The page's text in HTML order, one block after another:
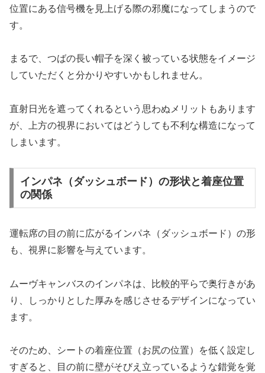
位置にある信号機を見上げる際の邪魔になってしまうので
す。
まるで、つばの長い帽子を深く被っている状態をイメージ
していただくと分かりやすいかもしれません。
直射日光を遮ってくれるという思わぬメリットもあります
が、上方の視界においてはどうしても不利な構造になって
しまいます。
インパネ（ダッシュボード）の形状と着座位置
の関係
運転席の目の前に広がるインパネ（ダッシュボード）の形
も、視界に影響を与えています。
ムーヴキャンバスのインパネは、比較的平らで奥行きがあ
り、しっかりとした厚みを感じさせるデザインになってい
ます。
そのため、シートの着座位置（お尻の位置）を低く設定し
すぎると、目の前に壁がそびえ立っているような錯覚を覚